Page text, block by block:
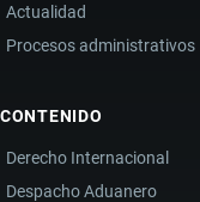
Actualidad
Procesos administrativos
CONTENIDO
Derecho Internacional
Despacho Aduanero